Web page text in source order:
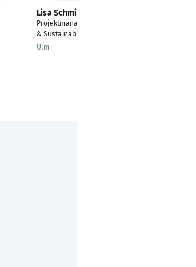
Lisa Schmidberger
Projektmanagerin CSR
& Sustainabilty
Ulm